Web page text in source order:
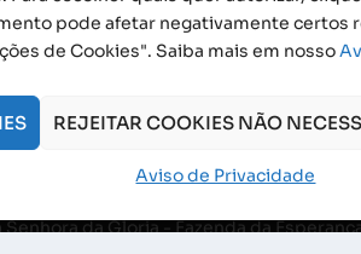
pode afetar negativamente certos
de Cookies". Saiba mais em nosso
REJEITAR COOKIES NÃO
Aviso de Privacidade
da Gloria - Fazenda da